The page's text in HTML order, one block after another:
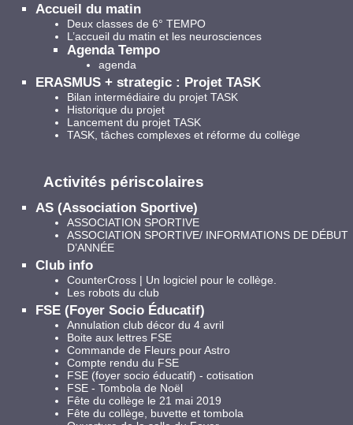
Accueil du matin
Deux classes de 6° TEMPO
L’accueil du matin et les neurosciences
Agenda Tempo
agenda
ERASMUS + strategic : Projet TASK
Bilan intermédiaire du projet TASK
Historique du projet
Lancement du projet TASK
TASK, tâches complexes et réforme du collège
Activités périscolaires
AS (Association Sportive)
ASSOCIATION SPORTIVE
ASSOCIATION SPORTIVE/ INFORMATIONS DE DÉBUT
D’ANNÉE
Club info
CounterCross | Un logiciel pour le collège.
Les robots du club
FSE (Foyer Socio Éducatif)
Annulation club décor du 4 avril
Boite aux lettres FSE
Commande de Fleurs pour Astro
Compte rendu du FSE
FSE (foyer socio éducatif) - cotisation
FSE - Tombola de Noël
Fête du collège le 21 mai 2019
Fête du collège, buvette et tombola